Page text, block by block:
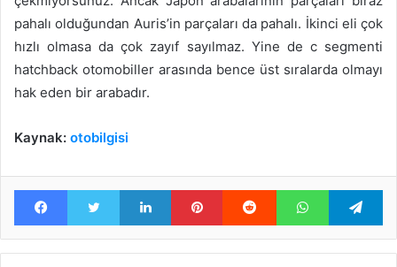
pahalı olduğundan Auris’in parçaları da pahalı. İkinci eli çok
hızlı olmasa da çok zayıf sayılmaz. Yine de c segmenti
hatchback otomobiller arasında bence üst sıralarda olmayı
hak eden bir arabadır.
Kaynak: otobilgisi
FacebookTwitter LinkedIn Pinterest Reddit WhatsApp